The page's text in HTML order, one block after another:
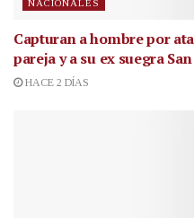
NACIONALES
Capturan a hombre por
pareja y a su ex suegra
HACE 2 DÍAS